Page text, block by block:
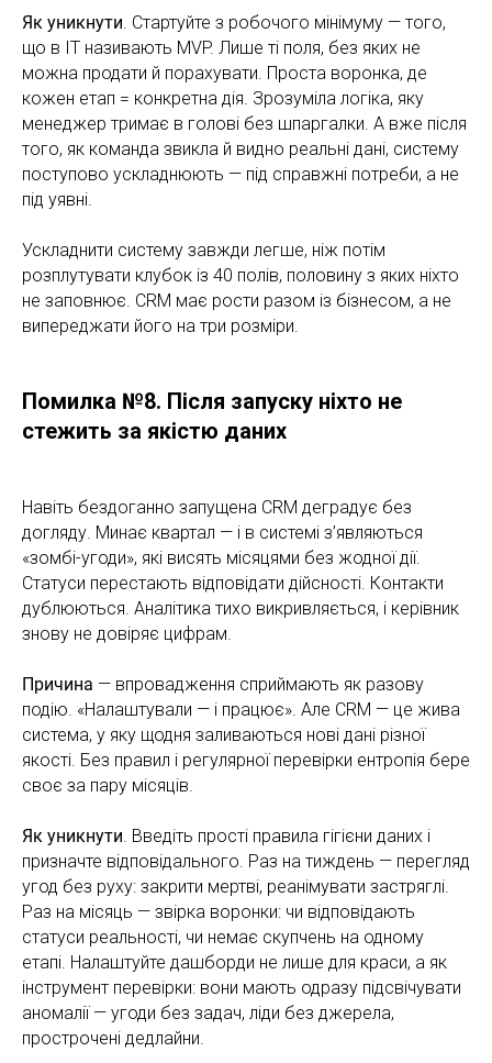
Як уникнути. Стартуйте з робочого мінімуму — того,
що в ІТ називають MVP. Лише ті поля, без яких не
можна продати й порахувати. Проста воронка, де
кожен етап = конкретна дія. Зрозуміла логіка, яку
менеджер тримає в голові без шпаргалки. А вже після
того, як команда звикла й видно реальні дані, систему
поступово ускладнюють — під справжні потреби, а не
під уявні.
Ускладнити систему завжди легше, ніж потім
розплутувати клубок із 40 полів, половину з яких ніхто
не заповнює. CRM має рости разом із бізнесом, а не
випереджати його на три розміри.
Помилка №8. Після запуску ніхто не
стежить за якістю даних
Навіть бездоганно запущена CRM деградує без
догляду. Минає квартал — і в системі з’являються
«зомбі-угоди», які висять місяцями без жодної дії.
Статуси перестають відповідати дійсності. Контакти
дублюються. Аналітика тихо викривляється, і керівник
знову не довіряє цифрам.
Причина — впровадження сприймають як разову
подію. «Налаштували — і працює». Але CRM — це жива
система, у яку щодня заливаються нові дані різної
якості. Без правил і регулярної перевірки ентропія бере
своє за пару місяців.
Як уникнути. Введіть прості правила гігієни даних і
призначте відповідального. Раз на тиждень — перегляд
угод без руху: закрити мертві, реанімувати застряглі.
Раз на місяць — звірка воронки: чи відповідають
статуси реальності, чи немає скупчень на одному
етапі. Налаштуйте дашборди не лише для краси, а як
інструмент перевірки: вони мають одразу підсвічувати
аномалії — угоди без задач, ліди без джерела,
прострочені дедлайни.